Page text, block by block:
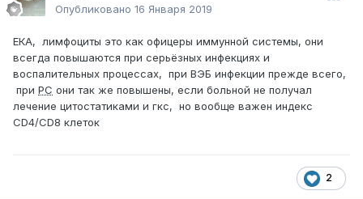
Опубликовано 16 Января 2019
ЕКА, лимфоциты это как офицеры иммунной системы, они
всегда повышаются при серьёзных инфекциях и
воспалительных процессах, при ВЭБ инфекции прежде всего,
при РС они так же повышены, если больной не получал
лечение цитостатиками и гкс, но вообще важен индекс
CD4/CD8 клеток
2